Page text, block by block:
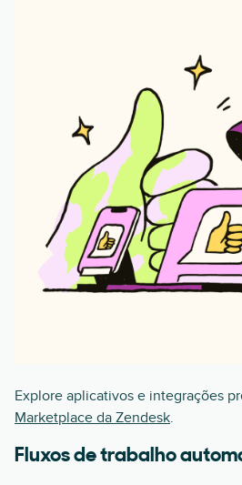
Explore aplicativos e integrações
Marketplace da Zendesk.
Fluxos de trabalho